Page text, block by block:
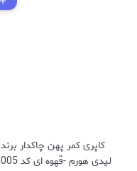
کاپری کمر پهن چاکدار برند
لیدی هورم -قهوه ای کد 6005